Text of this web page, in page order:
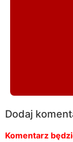
Dodaj
Komentarz